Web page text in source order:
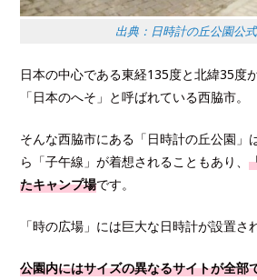
出典：日時計の丘公園公
日本の中心である東経135度と北緯35度
「日本のへそ」と呼ばれている西脇市。
そんな西脇市にある「日時計の丘公園」
ら「子午線」が着想されることもあり、
たキャンプ場です。
「時の広場」には巨大な日時計が設置さ
公園内にはサイズの異なるサイトが全部